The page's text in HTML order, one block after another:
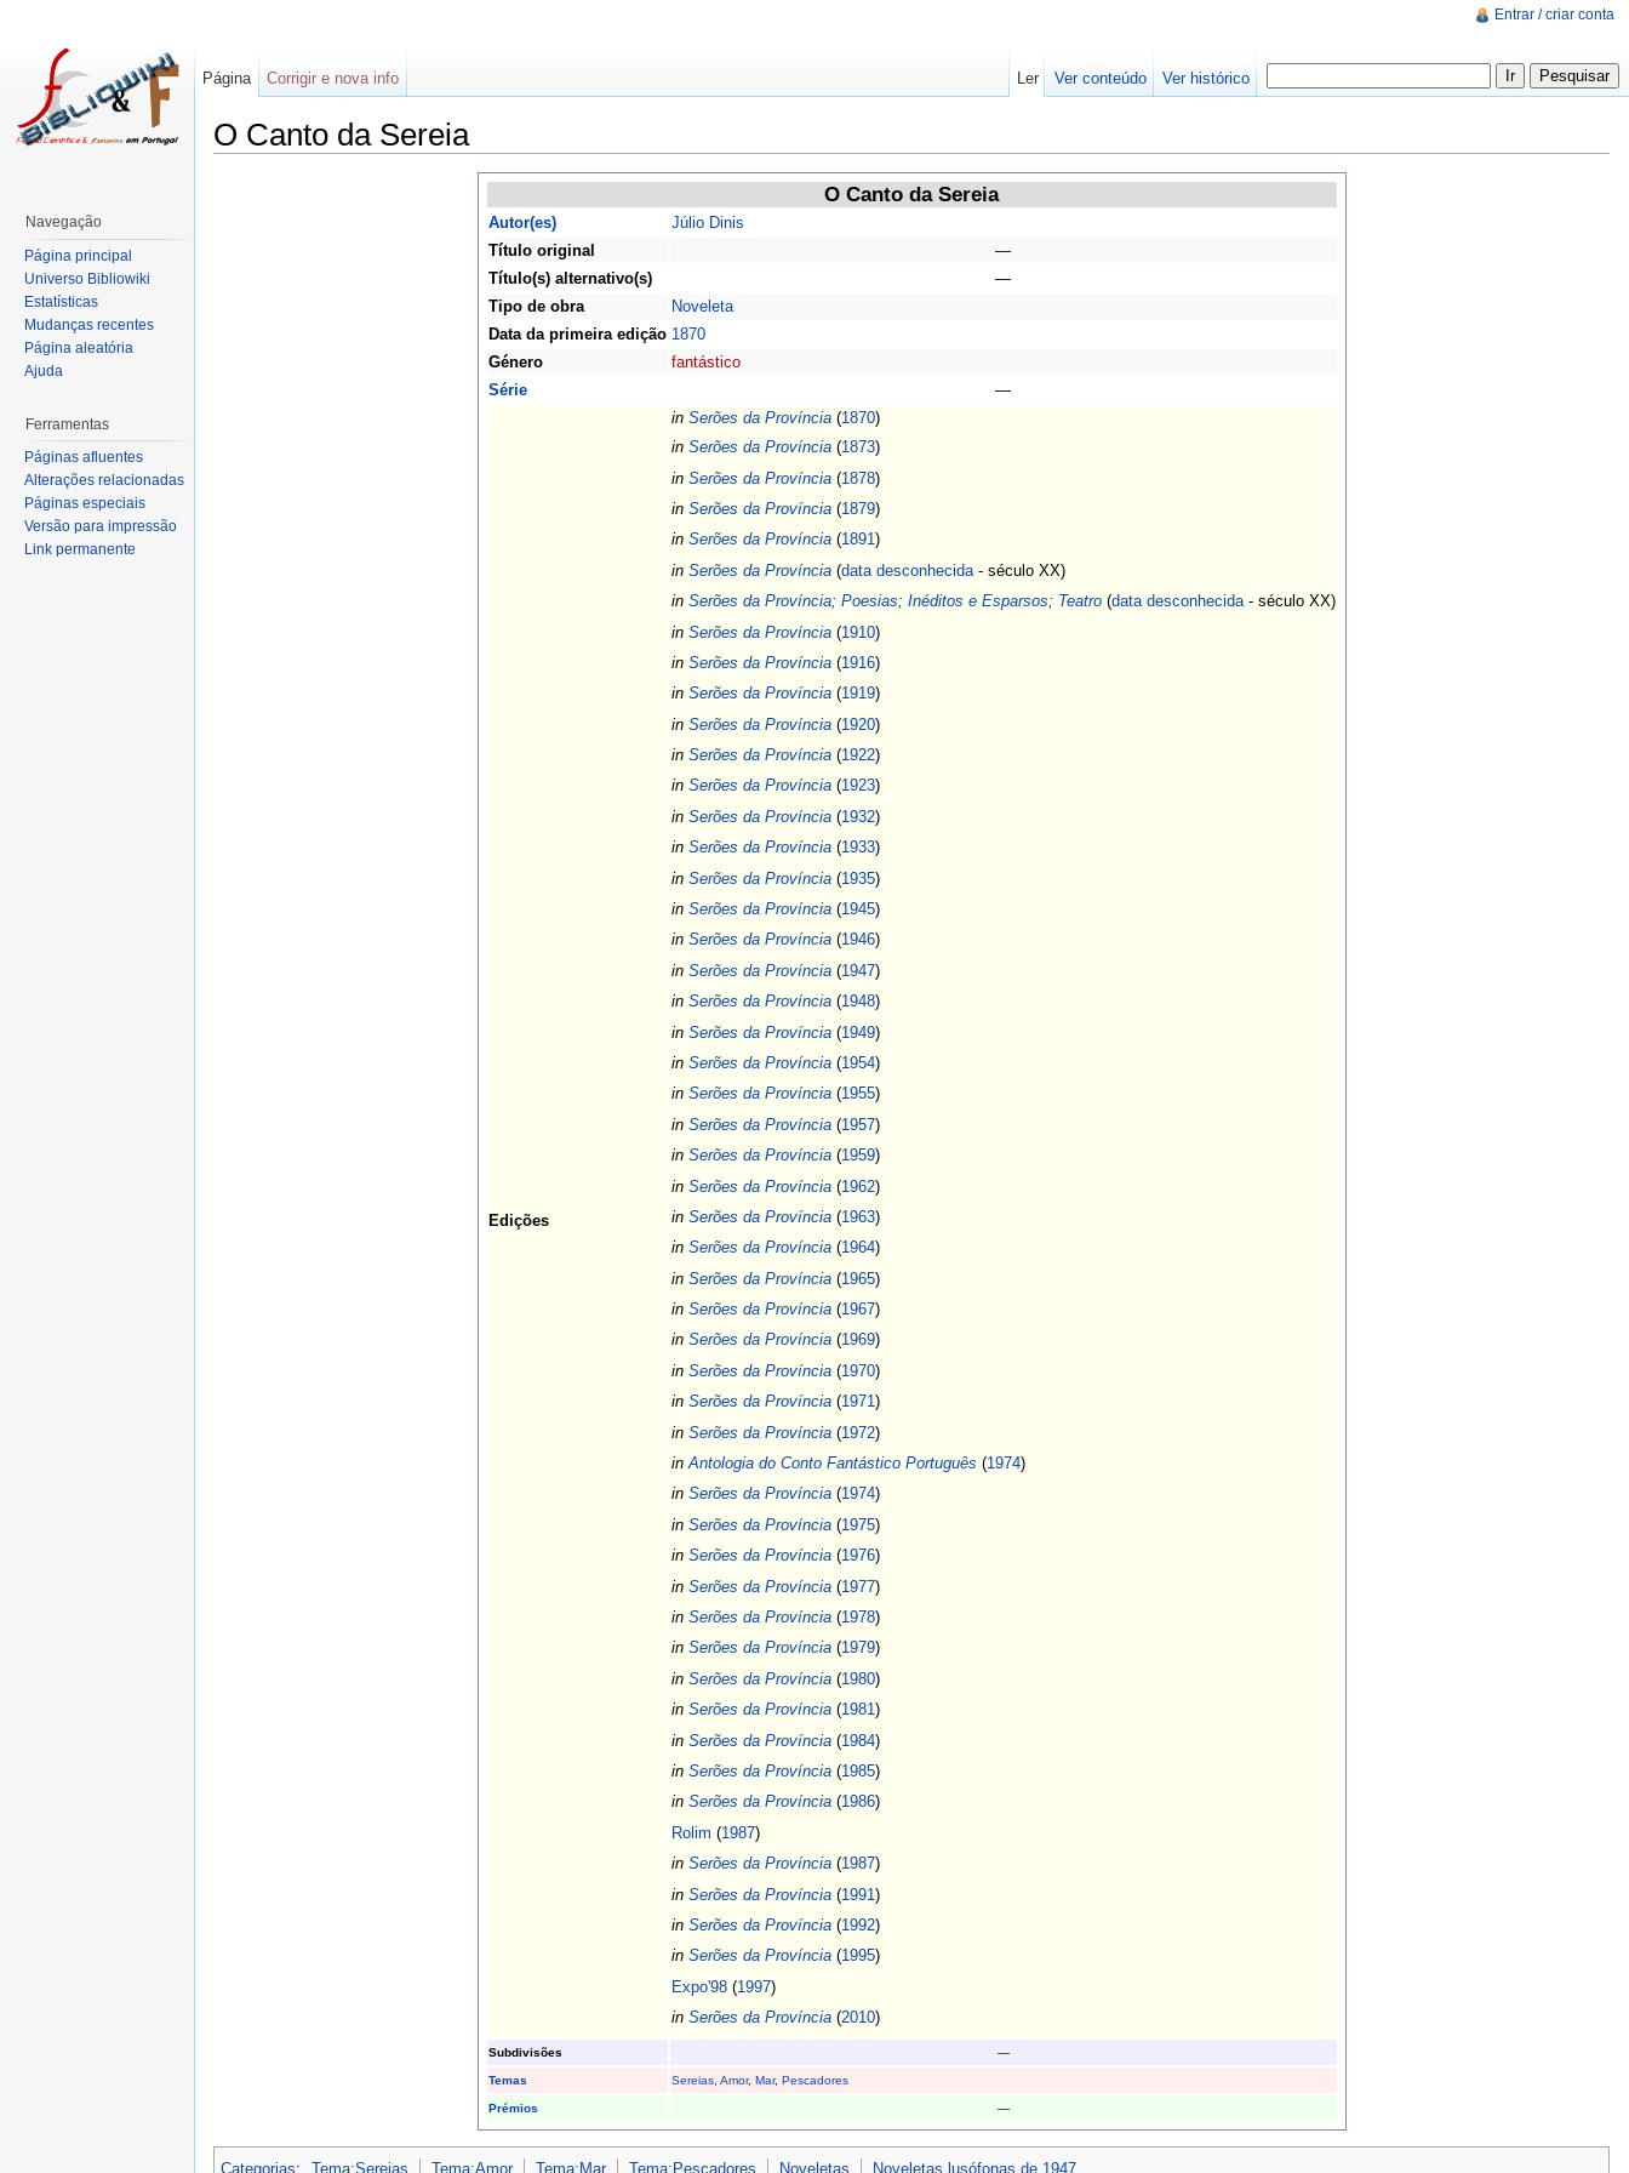
O Canto da Sereia
O Canto da Sereia
Autor(es)
Júlio Dinis
Título original
—
Título(s) alternativo(s)
—
Tipo de obra
Noveleta
Data da primeira edição 1870
Género
fantástico
Série
—
Edições
in Serões da Província(1870)
in Serões da Província(1873)
in Serões da Província(1878)
in Serões da Província(1879)
in Serões da Província(1891)
in Serões da Província(data desconhecida- século XX)
in Serões da Província; Poesias; Inéditos e Esparsos; Teatro(data desconhecida- século XX)
in Serões da Província(1910)
in Serões da Província(1916)
in Serões da Província(1919)
in Serões da Província(1920)
in Serões da Província(1922)
in Serões da Província(1923)
in Serões da Província(1932)
in Serões da Província(1933)
in Serões da Província(1935)
in Serões da Província(1945)
in Serões da Província(1946)
in Serões da Província(1947)
in Serões da Província(1948)
in Serões da Província(1949)
in Serões da Província(1954)
in Serões da Província(1955)
in Serões da Província(1957)
in Serões da Província(1959)
in Serões da Província(1962)
in Serões da Província(1963)
in Serões da Província(1964)
in Serões da Província(1965)
in Serões da Província(1967)
in Serões da Província(1969)
in Serões da Província(1970)
in Serões da Província(1971)
in Serões da Província(1972)
in Antologia do Conto Fantástico Português (1974)
in Serões da Província(1974)
in Serões da Província(1975)
in Serões da Província(1976)
in Serões da Província(1977)
in Serões da Província(1978)
in Serões da Província(1979)
in Serões da Província(1980)
in Serões da Província(1981)
in Serões da Província(1984)
in Serões da Província(1985)
in Serões da Província(1986)
Rolim (1987)
in Serões da Província(1987)
in Serões da Província(1991)
in Serões da Província(1992)
in Serões da Província(1995)
Expo'98(1997)
in Serões da Província(2010)
Subdivisões —
Temas Sereias, Amor, Mar, Pescadores
Prémios —
Categorias: Tema:Sereias Tema:Amor Tema:Mar Tema:Pescadores Noveletas Noveletas lusófonas de 1947
Entrar / criar conta
Página Corrigir e nova info Ler Ver conteúdo Ver histórico
Navegação
Página principal
Universo Bibliowiki
Estatísticas
Mudanças recentes
Página aleatória
Ajuda
Ferramentas
Páginas afluentes
Alterações relacionadas
Páginas especiais
Versão para impressão
Link permanente